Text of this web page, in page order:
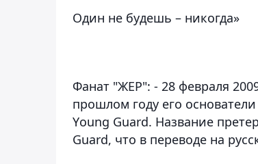
Один не будешь – никогда»
Фанат "ЖЕР": - 28 февраля
прошлом году его
Young Guard. Название
Guard, что в переводе на